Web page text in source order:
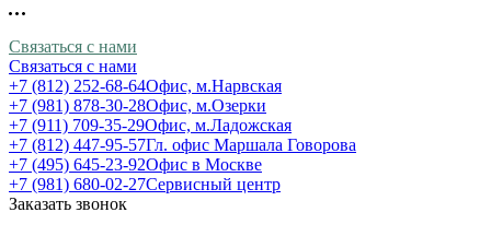
Связаться с нами
Связаться с нами
+7 (812) 252-68-64Офис, м.Нарвская
+7 (981) 878-30-28Офис, м.Озерки
+7 (911) 709-35-29Офис, м.Ладожская
+7 (812) 447-95-57Гл. офис Маршала Говорова
+7 (495) 645-23-92Офис в Москве
+7 (981) 680-02-27Сервисный центр
Заказать звонок